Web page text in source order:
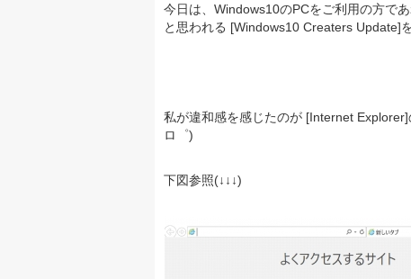
今日は、Windows10のPCをご利用の方で
と思われる [Windows10 Creaters Update]
私が違和感を感じたのが [Internet
ロ゜)
下図参照(↓↓↓)